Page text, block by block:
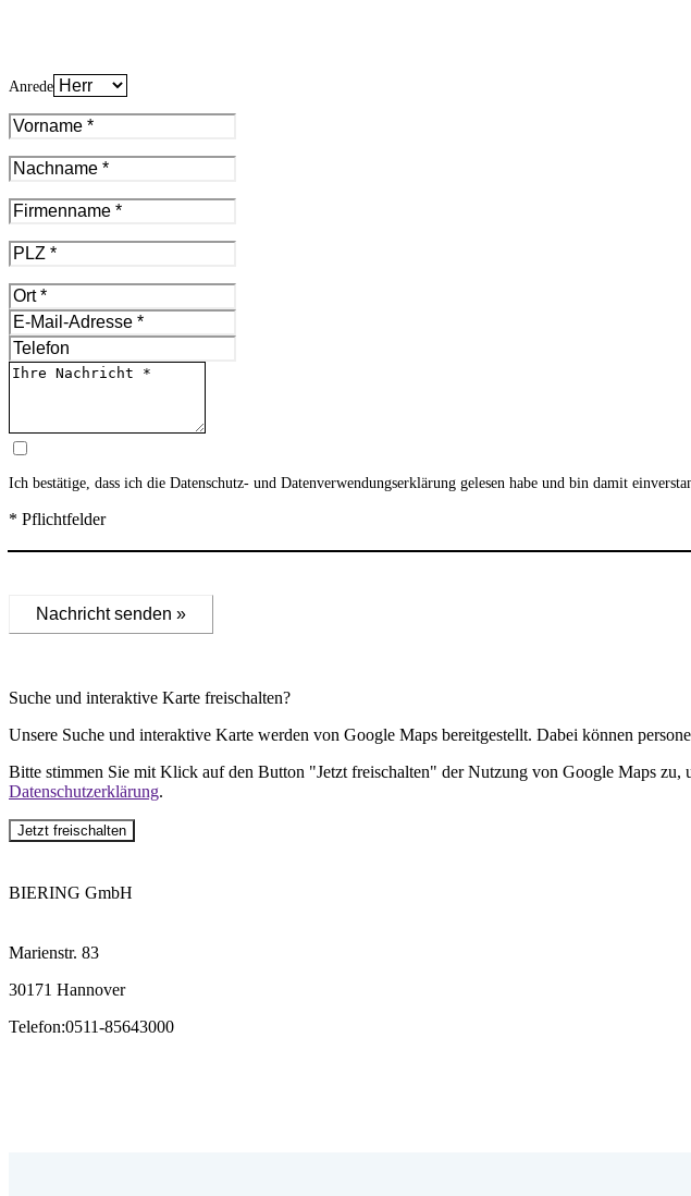
Anrede
Ich bestätige, dass ich die Datenschutz- und Datenverwendungserklärung gelesen habe und bin damit
* Pflichtfelder
Nachricht senden »
Suche und interaktive Karte freischalten?
Unsere Suche und interaktive Karte werden von Google Maps bereitgestellt. Dabei können
Bitte stimmen Sie mit Klick auf den Button "Jetzt freischalten" der Nutzung von Google Maps
Datenschutzerklärung.
Jetzt freischalten
BIERING GmbH
Marienstr. 83
30171 Hannover
Telefon:0511-85643000